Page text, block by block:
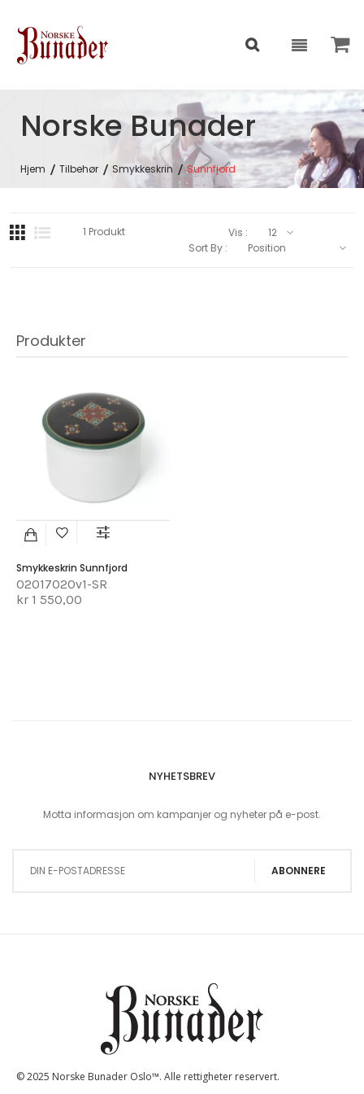
Norske Bunader
Hjem Tilbehør Smykkeskrin Sunnfjord
Produkter
Smykkeskrin Sunnfjord
02017020v1-SR
kr 1 550,00
1 Produkt
Vis :
Sort By :
NYHETSBREV
Motta informasjon om kampanjer og nyheter på e-post.
ABONNERE
© 2025 Norske Bunader Oslo™. Alle rettigheter reservert.